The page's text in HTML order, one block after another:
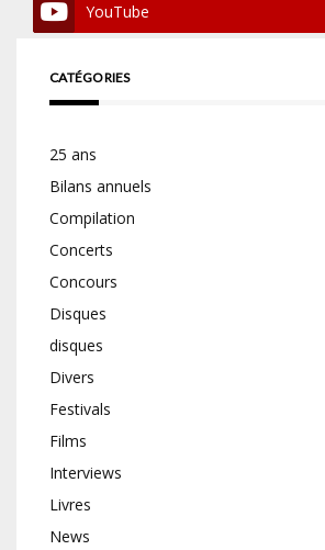
YouTube
CATÉGORIES
25 ans
Bilans annuels
Compilation
Concerts
Concours
Disques
disques
Divers
Festivals
Films
Interviews
Livres
News